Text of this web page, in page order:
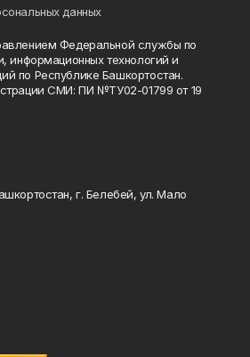
данных
Федеральной службы по
информационных технологий и
по Республике Башкортостан.
СМИ: ПИ №ТУ02-01799 от 19
г. Белебей, ул. Мало